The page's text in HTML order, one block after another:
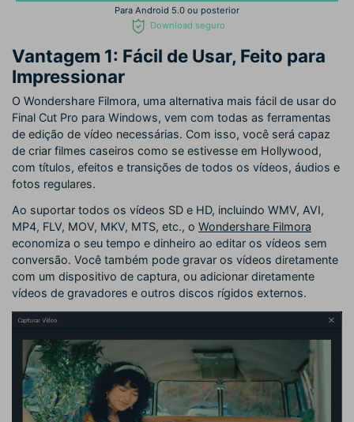
Para Android 5.0 ou posterior
Download seguro
Vantagem 1: Fácil de Usar, Feito para
Impressionar
O Wondershare Filmora, uma alternativa mais fácil de usar do
Final Cut Pro para Windows, vem com todas as ferramentas
de edição de vídeo necessárias. Com isso, você será capaz
de criar filmes caseiros como se estivesse em Hollywood,
com títulos, efeitos e transições de todos os vídeos, áudios e
fotos regulares.
Ao suportar todos os vídeos SD e HD, incluindo WMV, AVI,
MP4, FLV, MOV, MKV, MTS, etc., o Wondershare Filmora
economiza o seu tempo e dinheiro ao editar os vídeos sem
conversão. Você também pode gravar os vídeos diretamente
com um dispositivo de captura, ou adicionar diretamente
vídeos de gravadores e outros discos rígidos externos.